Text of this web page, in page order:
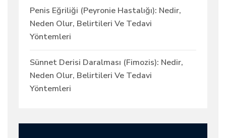
Penis Eğriliği (Peyronie Hastalığı): Nedir,
Neden Olur, Belirtileri Ve Tedavi
Yöntemleri
Sünnet Derisi Daralması (Fimozis): Nedir,
Neden Olur, Belirtileri Ve Tedavi
Yöntemleri